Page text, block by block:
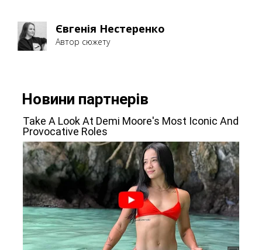
Євгенія Нестеренко
Автор сюжету